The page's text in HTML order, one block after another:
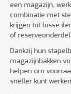
een magazijn,
combinatie met
krijgen tot losse
of
Dankzij hun
magazijnbakken
helpen om
sneller kunt